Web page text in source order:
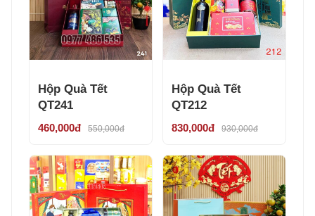
Hộp Quà Tết
QT241
460,000đ 550,000đ
Hộp Quà Tết
QT212
830,000đ 930,000đ